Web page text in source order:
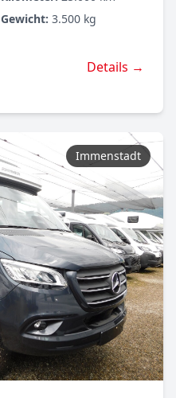
Gewicht: 3.500 kg
Details →
Immenstadt